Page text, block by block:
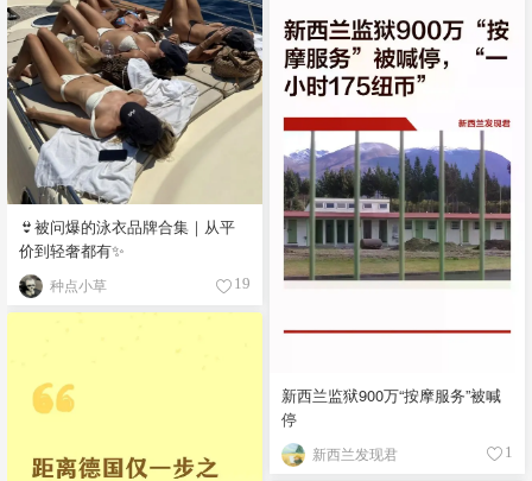
👙被问爆的泳衣品牌合集｜从平
价到轻奢都有✨
种点小草 19
新西兰监狱900万“按摩服务”被喊
停
新西兰发现君 1